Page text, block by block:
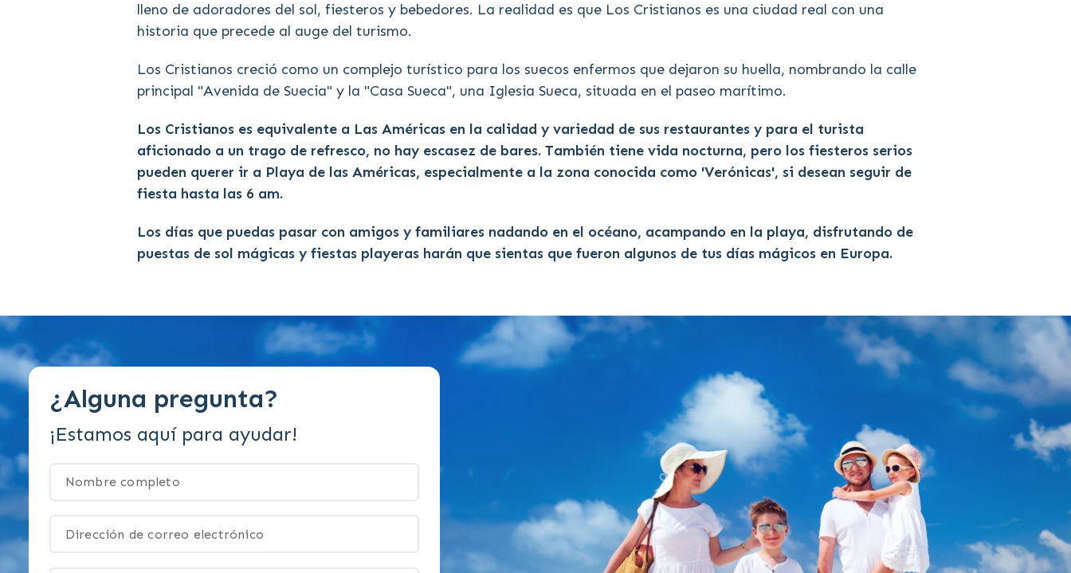
lleno de adoradores del sol, fiesteros y bebedores. La realidad es que Los Cristianos es una ciudad real con una
historia que precede al auge del turismo.
Los Cristianos creció como un complejo turístico para los suecos enfermos que dejaron su huella, nombrando la calle
principal "Avenida de Suecia" y la "Casa Sueca", una Iglesia Sueca, situada en el paseo marítimo.
Los Cristianos es equivalente a Las Américas en la calidad y variedad de sus restaurantes y para el turista
aficionado a un trago de refresco, no hay escasez de bares. También tiene vida nocturna, pero los fiesteros serios
pueden querer ir a Playa de las Américas, especialmente a la zona conocida como 'Verónicas', si desean seguir de
fiesta hasta las 6 am.
Los días que puedas pasar con amigos y familiares nadando en el océano, acampando en la playa, disfrutando de
puestas de sol mágicas y fiestas playeras harán que sientas que fueron algunos de tus días mágicos en Europa.
¿Alguna pregunta?
¡Estamos aquí para ayudar!